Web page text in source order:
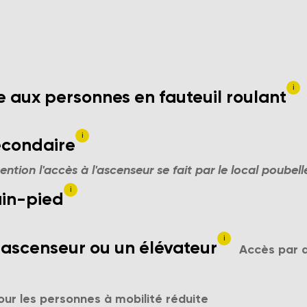
aux personnes en fauteuil roulant
aux personnes en fauteuil roumant
i
i
l'accès à l'ascenseur se fait par le local
piedest située au même niveau que la
i
ou un élévateur
(aux normes PMR) ou un élévateur.
i
Accès par
de l'ascenseur principal
les personnes à mobilité réduite